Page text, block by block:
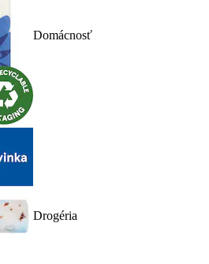
Domácnosť
Drogéria